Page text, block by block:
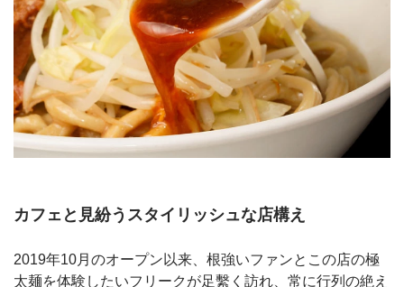
カフェと見紛うスタイリッシュな店構え
2019年10月のオープン以来、根強いファンとこの店の極
太麺を体験したいフリークが足繫く訪れ、常に行列の絶え